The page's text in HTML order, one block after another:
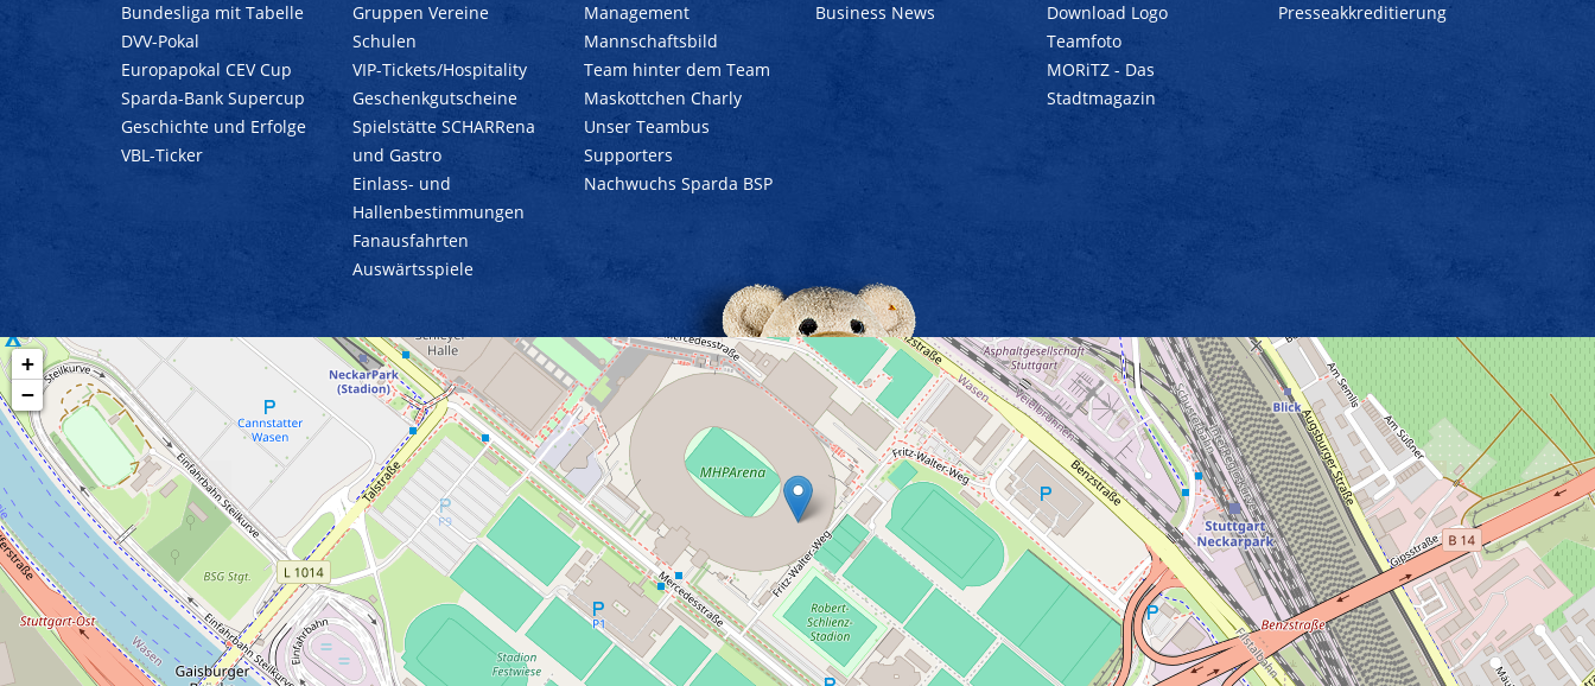
Bundesliga mit Tabelle
DVV-Pokal
Europapokal CEV Cup
Sparda-Bank Supercup
Geschichte und Erfolge
VBL-Ticker
Gruppen Vereine
Schulen
VIP-Tickets/Hospitality
Geschenkgutscheine
Spielstätte SCHARRena
und Gastro
Einlass- und
Hallenbestimmungen
Fanausfahrten
Auswärtsspiele
Management
Mannschaftsbild
Team hinter dem Team
Maskottchen Charly
Unser Teambus
Supporters
Nachwuchs Sparda BSP
Business News
Download Logo
Teamfoto
MORiTZ - Das
Stadtmagazin
Presseakkreditierung
+
−